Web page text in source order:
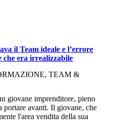
il Team ideale e l’errore
che era irrealizzabile
TEAM &
giovane imprenditore, pieno
portare avanti. Il giovane, che
l'area vendita della sua